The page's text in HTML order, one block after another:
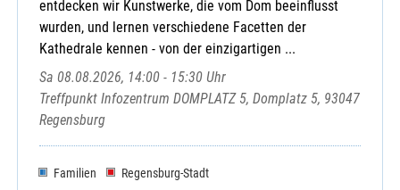
entdecken wir Kunstwerke, die vom Dom beeinflusst
wurden, und lernen verschiedene Facetten der
Kathedrale kennen - von der einzigartigen ...
Sa 08.08.2026, 14:00 - 15:30 Uhr
Treffpunkt Infozentrum DOMPLATZ 5, Domplatz 5, 93047
Regensburg
Familien
Regensburg-Stadt